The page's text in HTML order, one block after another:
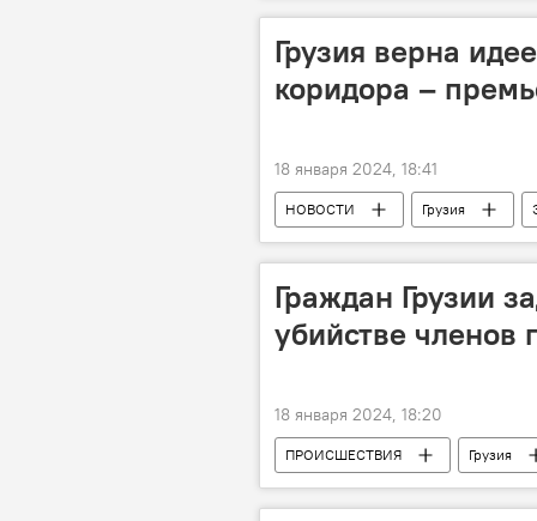
Грузия верна
коридора –
18 января 2024, 18:41
НОВОСТИ Грузия
Ираклий Гарибашвили
Граждан Грузии
убийстве членов
18 января 2024, 18:20
ПРОИСШЕСТВИЯ Грузия